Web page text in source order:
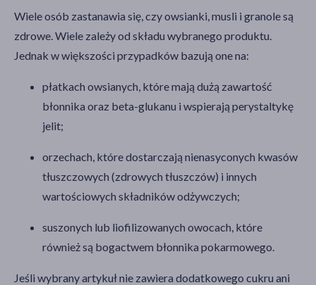
Wiele osób zastanawia się, czy owsianki, musli i granole są
zdrowe. Wiele zależy od składu wybranego produktu.
Jednak w większości przypadków bazują one na:
płatkach owsianych, które mają dużą zawartość
błonnika oraz beta-glukanu i wspierają perystaltykę
jelit;
orzechach, które dostarczają nienasyconych kwasów
tłuszczowych (zdrowych tłuszczów) i innych
wartościowych składników odżywczych;
suszonych lub liofilizowanych owocach, które
również są bogactwem błonnika pokarmowego.
Jeśli wybrany artykuł nie zawiera dodatkowego cukru ani